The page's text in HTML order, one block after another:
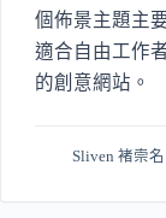
個佈景主題主
適合自由工作
的創意網站。
Sliven 褚崇名